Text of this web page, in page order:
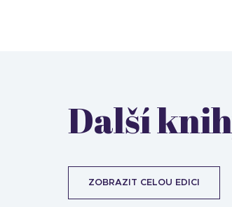
Další
ZOBRAZIT CELOU EDICI